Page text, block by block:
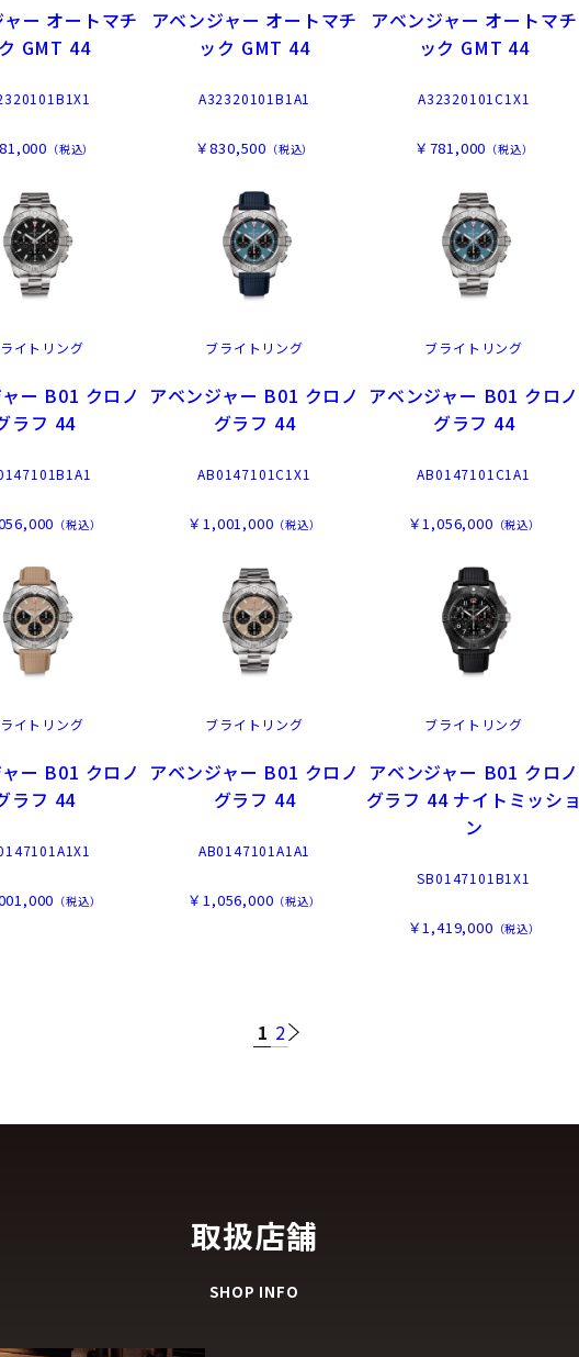
ー オートマチ
GMT 44
（税込）
アベンジャー オートマチ
ック GMT 44
A32320101B1A1
￥830,500 （税込）
アベンジャー オートマチ
ック GMT 44
A32320101C1X1
￥781,000 （税込）
イトリング
ー B01 クロノ
ラフ 44
（税込）
ブライトリング
アベンジャー B01 クロノ
グラフ 44
AB0147101C1X1
￥1,001,000 （税込）
ブライトリング
アベンジャー B01 クロノ
グラフ 44
AB0147101C1A1
￥1,056,000 （税込）
イトリング
ー B01 クロノ
ラフ 44
（税込）
ブライトリング
アベンジャー B01 クロノ
グラフ 44
AB0147101A1A1
￥1,056,000 （税込）
ブライトリング
アベンジャー B01 クロノ
グラフ 44 ナイトミッショ
ン
SB0147101B1X1
￥1,419,000 （税込）
1 2
取扱店舗
SHOP INFO